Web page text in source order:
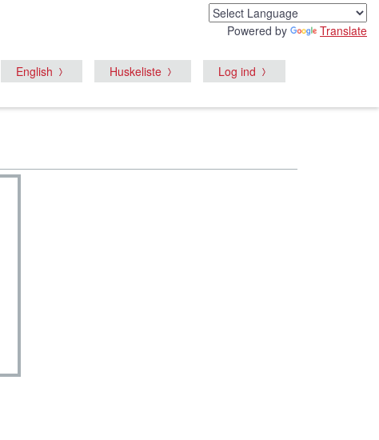
Powered by Translate
English Huskeliste Log ind